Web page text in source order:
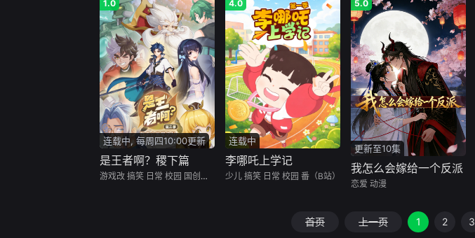
1.0
连载中, 每周四10:00更新
是王者啊？稷下篇
游戏改 搞笑 日常 校园 国创（B站）
4.0
连载中
李哪吒上学记
少儿 搞笑 日常 校园 番（B站）
5.0
更新至10集
我怎么会嫁给一个反派
恋爱 动漫
首页 上一页 1 2 3